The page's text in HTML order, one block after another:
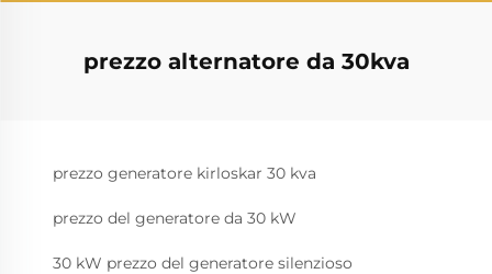
prezzo alternatore da 30kva
prezzo generatore kirloskar 30 kva
prezzo del generatore da 30 kW
30 kW prezzo del generatore silenzioso